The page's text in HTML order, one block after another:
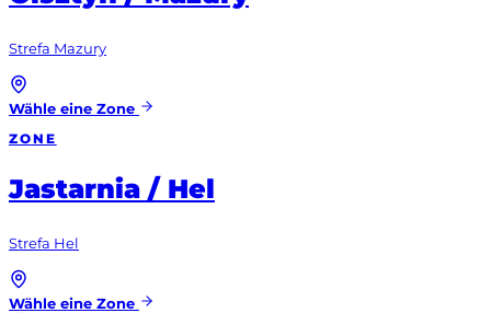
Strefa Mazury
Wähle eine Zone
ZONE
Jastarnia / Hel
Strefa Hel
Wähle eine Zone